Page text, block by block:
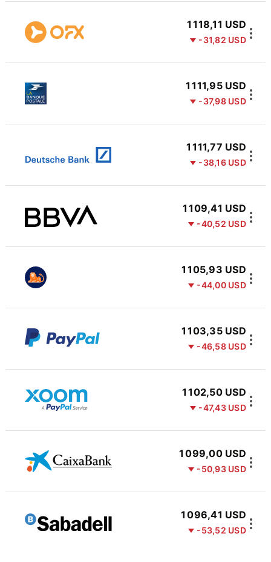
1 118,11 USD
-31,82 USD
1 111,95 USD
-37,98 USD
1 111,77 USD
-38,16 USD
1 109,41 USD
-40,52 USD
1 105,93 USD
-44,00 USD
1 103,35 USD
-46,58 USD
1 102,50 USD
-47,43 USD
1 099,00 USD
-50,93 USD
1 096,41 USD
-53,52 USD